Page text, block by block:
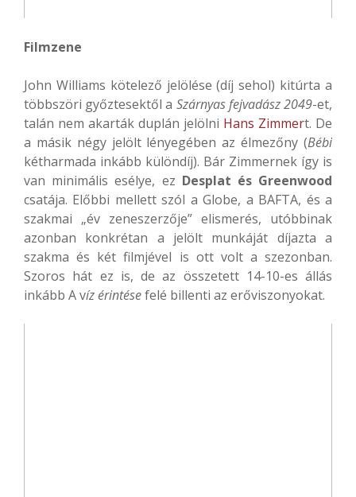
Filmzene
John Williams kötelező jelölése (díj sehol) kitúrta a
többszöri győztesektől a Szárnyas fejvadász 2049-et,
talán nem akarták duplán jelölni Hans Zimmert. De
a másik négy jelölt lényegében az élmezőny (Bébi
kétharmada inkább különdíj). Bár Zimmernek így is
van minimális esélye, ez Desplat és Greenwood
csatája. Előbbi mellett szól a Globe, a BAFTA, és a
szakmai „év zeneszerzője” elismerés, utóbbinak
azonban konkrétan a jelölt munkáját díjazta a
szakma és két filmjével is ott volt a szezonban.
Szoros hát ez is, de az összetett 14-10-es állás
inkább A víz érintésefelé billenti az erőviszonyokat.